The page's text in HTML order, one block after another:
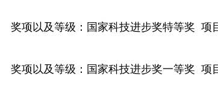
项以及等级：国家科技进步奖特等奖 项
项以及等级：国家科技进步奖一等奖 项